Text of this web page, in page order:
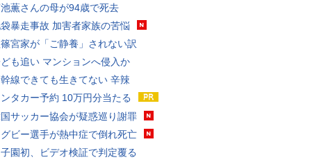
薫さんの母が94歳で死去
暴走事故 加害者家族の苦悩
宮家が「ご静養」されない訳
も追い マンションへ侵入か
線できても生きてない 辛辣
ンタカー予約 10万円分当たる
サッカー協会が疑惑巡り謝罪
ビー選手が熱中症で倒れ死亡
園初、ビデオ検証で判定覆る